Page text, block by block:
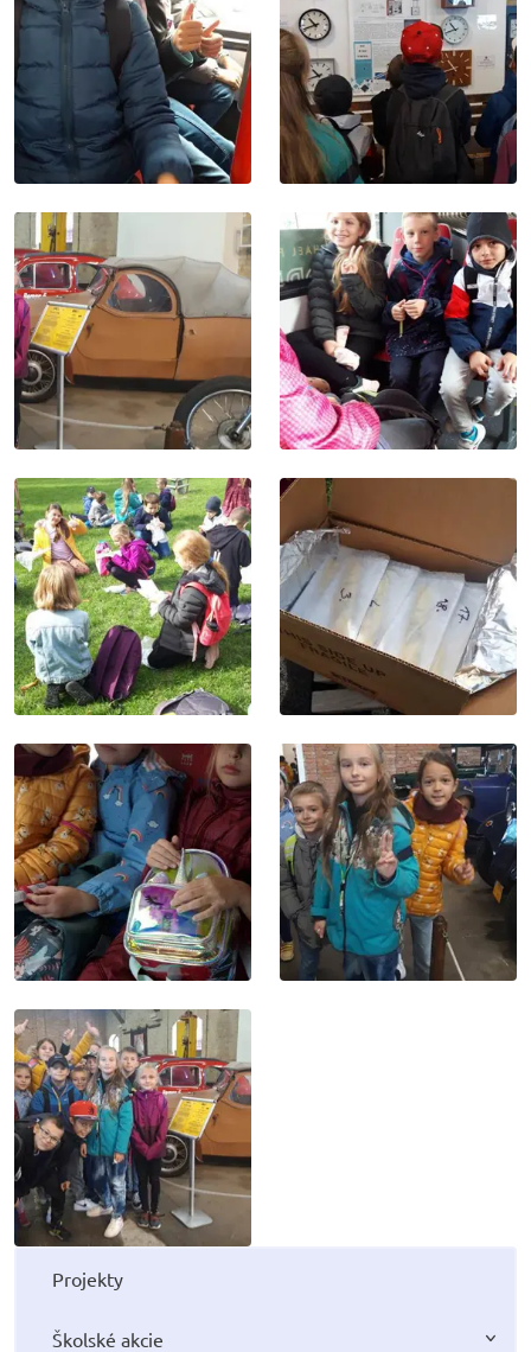
Projekty
Školské akcie